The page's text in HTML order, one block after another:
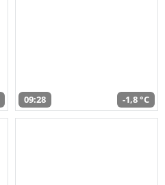
09:28 -1,8 °C